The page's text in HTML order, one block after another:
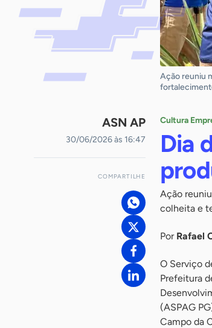
Ação reuniu
ASN AP
30/06/2026 às 16:47
COMPARTILHE
Cultura
Dia
Ação
colheita e
Por Rafael
O Serviço
Prefeitura
(ASPAG
Campo da